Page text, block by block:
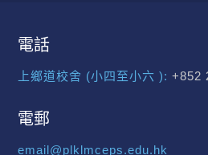
電話
上鄉道校舍 (小四至小六 ): +852
電郵
email@plklmceps.edu.hk